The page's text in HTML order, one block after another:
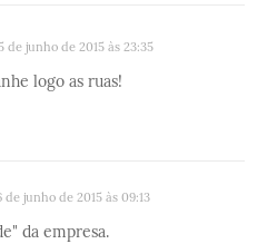
de junho de 2015 às 23:35
logo as ruas!
de junho de 2015 às 09:13
da empresa.